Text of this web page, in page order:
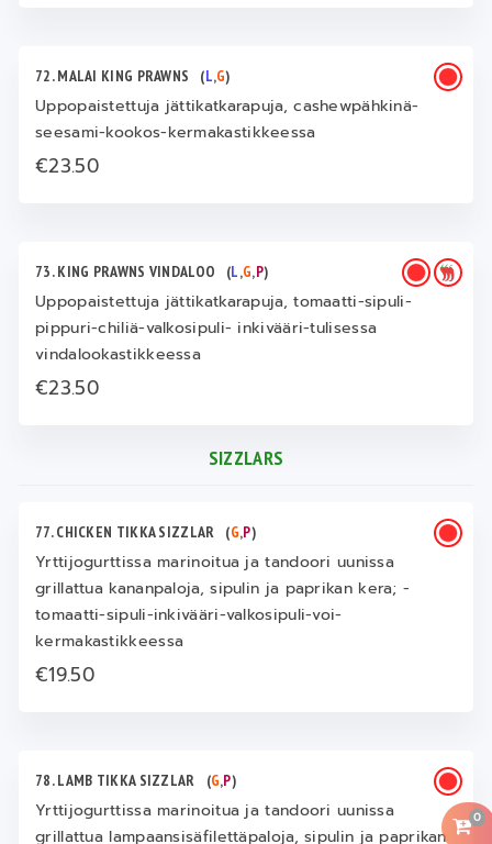
0
72. MALAI KING PRAWNS (L,G)
Uppopaistettuja jättikatkarapuja, cashewpähkinä-
seesami-kookos-kermakastikkeessa
€23.50
73. KING PRAWNS VINDALOO (L,G,P)
Uppopaistettuja jättikatkarapuja, tomaatti-sipuli-
pippuri-chiliä-valkosipuli- inkivääri-tulisessa
vindalookastikkeessa
€23.50
SIZZLARS
77. CHICKEN TIKKA SIZZLAR (G,P)
Yrttijogurttissa marinoitua ja tandoori uunissa
grillattua kananpaloja, sipulin ja paprikan kera; -
tomaatti-sipuli-inkivääri-valkosipuli-voi-
kermakastikkeessa
€19.50
78. LAMB TIKKA SIZZLAR (G,P)
Yrttijogurttissa marinoitua ja tandoori uunissa
grillattua lampaansisäfilettäpaloja, sipulin ja paprikan